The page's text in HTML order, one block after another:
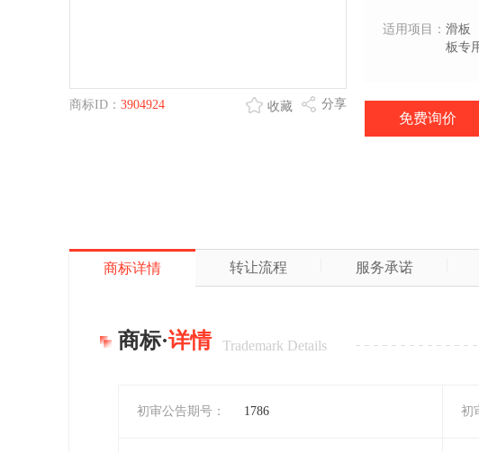
商标ID： 3904924 分享
收藏
适用项目： 滑板
板专
免费询价
商标详情 转让流程 服务承诺
商标·详情 Trademark Details
初审公告期号： 1786 初